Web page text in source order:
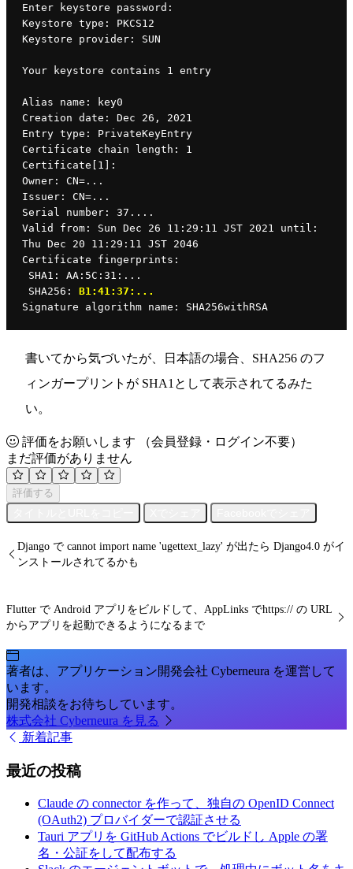
Enter keystore password:
Keystore type: PKCS12
Keystore provider: SUN
Your keystore contains 1 entry
Alias name: key0
Creation date: Dec 26, 2021
Entry type: PrivateKeyEntry
Certificate chain length: 1
Certificate[1]:
Owner: CN=...
Issuer: CN=...
Serial number: 37....
Valid from: Sun Dec 26 11:29:11 JST 2021 until:
Thu Dec 20 11:29:11 JST 2046
Certificate fingerprints:
SHA1: AA:5C:31:...
SHA256: B1:41:37:...
Signature algorithm name: SHA256withRSA
書いてから気づいたが、日本語の場合、SHA256 のフ
ィンガープリントが SHA1として表示されてるみた
い。
評価をお願いします
（会員登録・ログイン不要）
まだ評価がありません
評価する
Django で cannot import name 'ugettext_lazy' が出たら Django4.0 がイ
ンストールされてるかも
Flutter で Android アプリをビルドして、AppLinks でhttps:// の URL
からアプリを起動できるようになるまで
著者は、アプリケーション開発会社 Cyberneura を運営して
います。
開発相談をお待ちしています。
株式会社 Cyberneura を見る
新着記事
最近の投稿
Claude の connector を作って、独自の OpenID Connect
(OAuth2) プロバイダーで認証させる
Tauri アプリを GitHub Actions でビルドし Apple の署
名・公証をして配布する